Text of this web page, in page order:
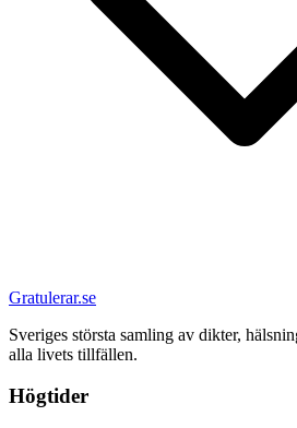
Gratulerar.se
Sveriges största samling av dikter,
alla livets tillfällen.
Högtider